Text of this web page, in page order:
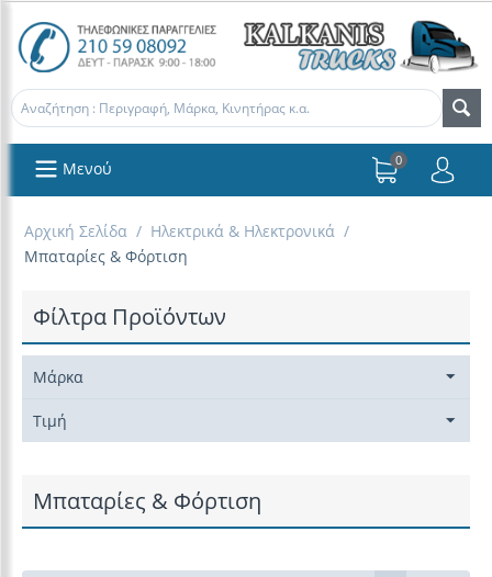
Μενού 0
Αρχική Σελίδα / Ηλεκτρικά & Ηλεκτρονικά /
Μπαταρίες & Φόρτιση
Φίλτρα Προϊόντων
Μάρκα
Τιμή
Μπαταρίες & Φόρτιση